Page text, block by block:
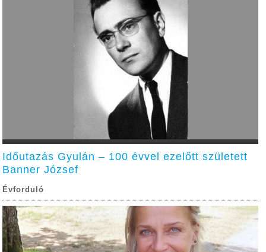
Időutazás Gyulán – 100 évvel ezelőtt született
Banner József
Évforduló